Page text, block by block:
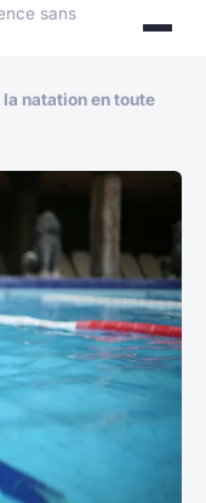
sans
natation en toute